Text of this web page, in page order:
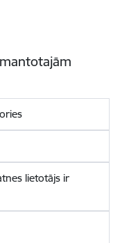
lietotājs ir